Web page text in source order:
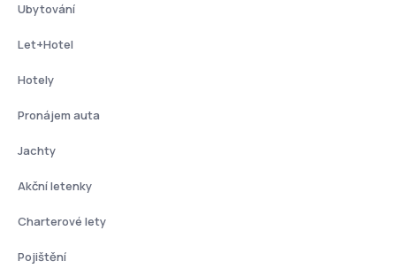
Ubytování
Let+Hotel
Hotely
Pronájem auta
Jachty
Akční letenky
Charterové lety
Pojištění